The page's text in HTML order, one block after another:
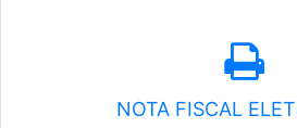
NOTA FISCAL